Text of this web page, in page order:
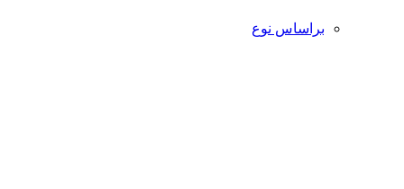
براساس نوع